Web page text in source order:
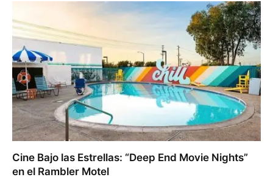
Cine Bajo las Estrellas: “Deep End Movie Nights”
en el Rambler Motel